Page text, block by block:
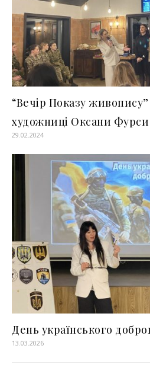
“Вечір Показу
художниці Оксани Фурси
29.02.2024
День українського
13.03.2026